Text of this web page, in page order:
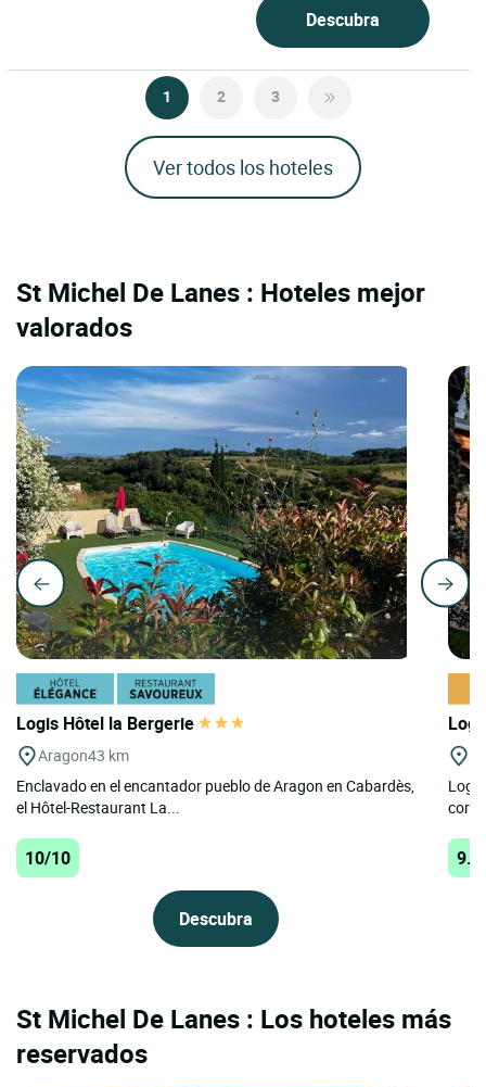
Descubra
1 2 3
Ver todos los hoteles
St Michel De Lanes : Hoteles mejor
valorados
Logis Hôtel la Bergerie
Aragon43 km
Enclavado en el encantador pueblo de Aragon en Cabardès,
el Hôtel-Restaurant La...
10/10
Descubra
St Michel De Lanes : Los hoteles más
reservados